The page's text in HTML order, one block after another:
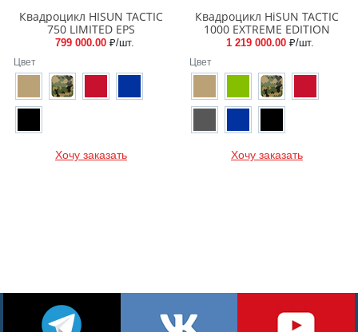
Квадроцикл HISUN TACTIC
750 LIMITED EPS
799 000.00 ₽/шт.
Цвет
Хочу заказать
Квадроцикл HiSUN TACTIC
1000 EXTREME EDITION
1 219 000.00 ₽/шт.
Цвет
Хочу заказать